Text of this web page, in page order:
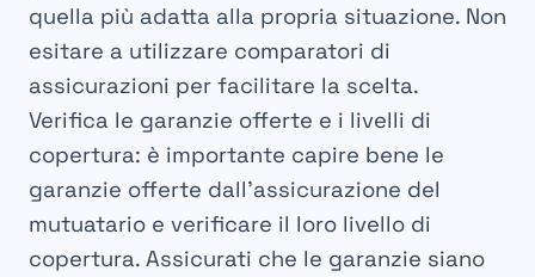
quella più adatta alla propria situazione. Non
esitare a utilizzare comparatori di
assicurazioni per facilitare la scelta.
Verifica le garanzie offerte e i livelli di
copertura: è importante capire bene le
garanzie offerte dall’assicurazione del
mutuatario e verificare il loro livello di
copertura. Assicurati che le garanzie siano